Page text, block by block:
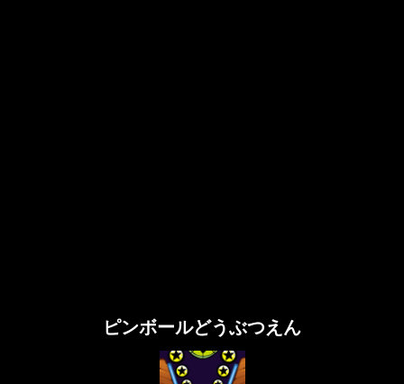
ピンボールどうぶつえん